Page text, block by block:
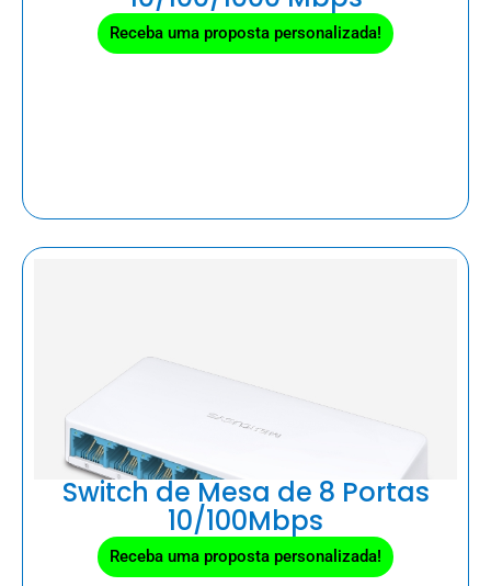
Receba uma proposta personalizada!
Switch de Mesa de 8 Portas
10/100Mbps
Receba uma proposta personalizada!